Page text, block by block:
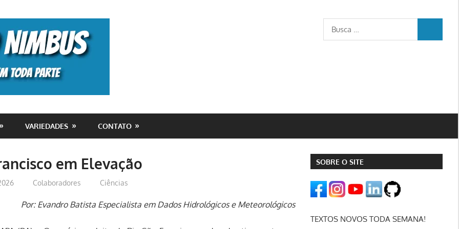
Busca
para:
VARIEDADES CONTATO
em Elevação
Colaboradores Ciências
Por: Evandro Batista Especialista em Dados Hidrológicos e Meteorológicos
SOBRE O SITE
TEXTOS NOVOS TODA SEMANA!